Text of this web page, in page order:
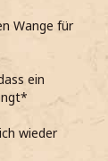
Wange für
ein
wieder